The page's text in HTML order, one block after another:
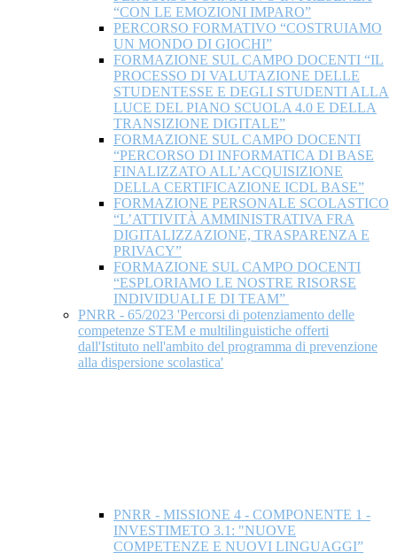
“CON LE EMOZIONI IMPARO”
PERCORSO FORMATIVO “COSTRUIAMO
UN MONDO DI GIOCHI”
FORMAZIONE SUL CAMPO DOCENTI “IL
PROCESSO DI VALUTAZIONE DELLE
STUDENTESSE E DEGLI STUDENTI ALLA
LUCE DEL PIANO SCUOLA 4.0 E DELLA
TRANSIZIONE DIGITALE”
FORMAZIONE SUL CAMPO DOCENTI
“PERCORSO DI INFORMATICA DI BASE
FINALIZZATO ALL’ACQUISIZIONE
DELLA CERTIFICAZIONE ICDL BASE”
FORMAZIONE PERSONALE SCOLASTICO
“L’ATTIVITÀ AMMINISTRATIVA FRA
DIGITALIZZAZIONE, TRASPARENZA E
PRIVACY”
FORMAZIONE SUL CAMPO DOCENTI
“ESPLORIAMO LE NOSTRE RISORSE
INDIVIDUALI E DI TEAM”
PNRR - 65/2023 'Percorsi di potenziamento delle
competenze STEM e multilinguistiche offerti
dall'Istituto nell'ambito del programma di prevenzione
alla dispersione scolastica'
PNRR - MISSIONE 4 - COMPONENTE 1 -
INVESTIMETO 3.1: "NUOVE
COMPETENZE E NUOVI LINGUAGGI”